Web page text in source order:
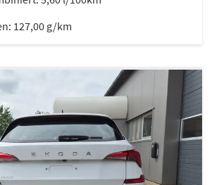
127,00 g/km